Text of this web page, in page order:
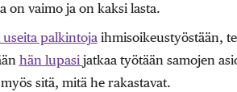
on vaimo ja on kaksi lasta.
palkintojaihmisoikeustyöstään,
hän lupasi jatkaa työtään samojen
sitä, mitä he rakastavat.